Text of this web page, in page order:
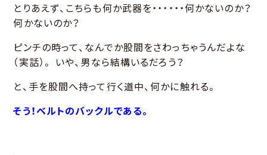
とりあえず、こちらも何か武器を・・・・・・何かないのか？
何かないのか？
ピンチの時って、なんでか股間をさわっちゃうんだよな
（実話）。 いや、男なら結構いるだろう？
と、手を股間へ持って行く道中、何かに触れる。
そう！ベルトのバックルである。